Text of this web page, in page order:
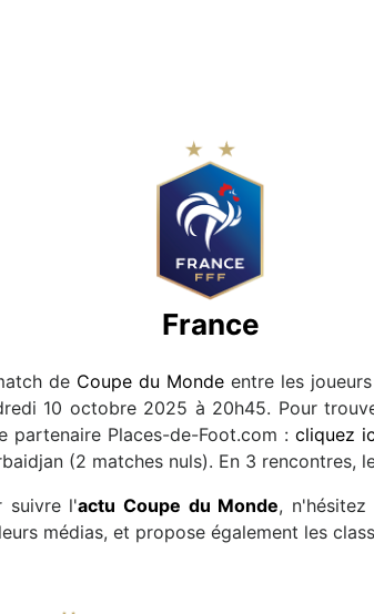
France
de Coupe du Mondeentre les
10 octobre 2025 à 20h45. Pour
partenaire Places-de-Foot.com : cliquez
(2 matches nuls). En 3 rencontres,
suivre l'actu Coupe du Monde,
médias, et propose également les